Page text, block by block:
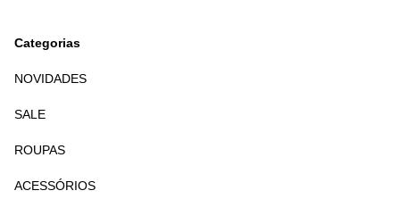
Categorias
NOVIDADES
SALE
ROUPAS
ACESSÓRIOS